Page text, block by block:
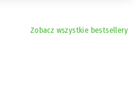
Zobacz wszystkie bestsellery